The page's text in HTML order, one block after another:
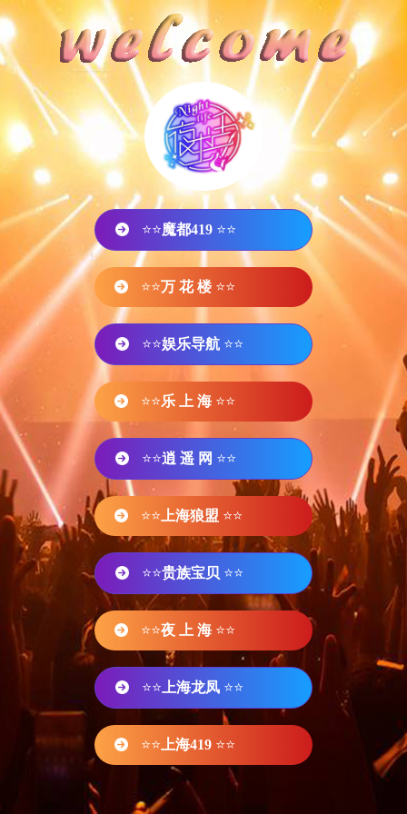
⭐⭐魔都419 ⭐⭐
⭐⭐万 花 楼 ⭐⭐
⭐⭐娱乐导航 ⭐⭐
⭐⭐乐 上 海 ⭐⭐
⭐⭐逍 遥 网 ⭐⭐
⭐⭐ 上海狼盟 ⭐⭐
⭐⭐贵族宝贝 ⭐⭐
⭐⭐夜 上 海 ⭐⭐
⭐⭐ 上海龙凤 ⭐⭐
⭐⭐ 上海419 ⭐⭐